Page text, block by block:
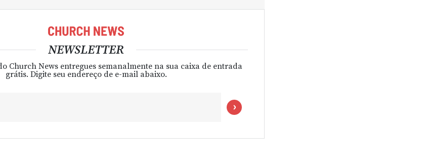
NEWSLETTER
Church News entregues semanalmente na sua caixa de entrada
grátis. Digite seu endereço de e-mail abaixo.